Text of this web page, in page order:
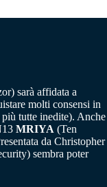
sarà affidata a
molti consensi in
più tutte inedite). Anche
MRIYA (Ten
da Christopher
sembra poter